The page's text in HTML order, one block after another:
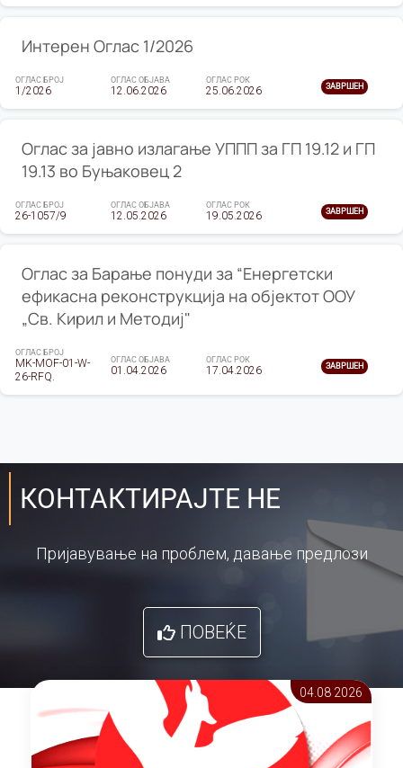
Интерен Оглас 1/2026
ОГЛАС БРОЈ
1/2026
ОГЛАС ОБЈАВА
12.06.2026
ОГЛАС РОК
25.06.2026 ЗАВРШЕН
Оглас за јавно излагање УППП за ГП 19.12 и ГП
19.13 во Буњаковец 2
ОГЛАС БРОЈ
26-1057/9
ОГЛАС ОБЈАВА
12.05.2026
ОГЛАС РОК
19.05.2026 ЗАВРШЕН
Оглас за Барање понуди за “Енергетски
ефикасна реконструкција на објектот ООУ
„Св. Кирил и Методиј"
ОГЛАС БРОЈ
MK-MOF-01-W-
26-RFQ.
ОГЛАС ОБЈАВА
01.04.2026
ОГЛАС РОК
17.04.2026 ЗАВРШЕН
КОНТАКТИРАЈТЕ НЕ
Пријавување на проблем, давање предлози
ПОВЕЌЕ
04.08 2026